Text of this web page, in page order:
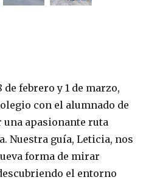
febrero y 1 de marzo,
con el alumnado de
una apasionante ruta
Nuestra guía, Leticia, nos
forma de mirar
el entorno